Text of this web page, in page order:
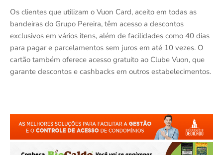
Os clientes que utilizam o Vuon Card, aceito em todas as
bandeiras do Grupo Pereira, têm acesso a descontos
exclusivos em vários itens, além de facilidades como 40 dias
para pagar e parcelamentos sem juros em até 10 vezes. O
cartão também oferece acesso gratuito ao Clube Vuon, que
garante descontos e cashbacks em outros estabelecimentos.